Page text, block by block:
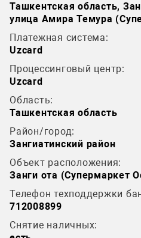
Ташкентская область,
улица Амира Темура
Платежная система:
Uzcard
Процессинговый центр:
Uzcard
Область:
Ташкентская область
Район/город:
Зангиатинский район
Объект расположения:
Занги ота (Супермаркет
Телефон техподдержки
712008899
Снятие наличных: